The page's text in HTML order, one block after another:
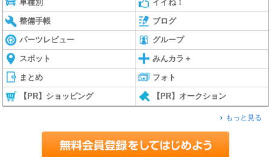
車種別 イイね！
整備手帳 ブログ
パーツレビュー グループ
スポット みんカラ＋
まとめ フォト
【PR】ショッピング 【PR】オークション
もっと見る